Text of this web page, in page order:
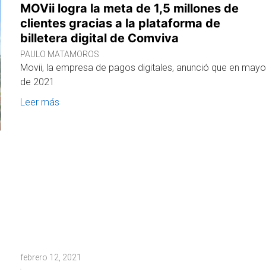
MOVii logra la meta de 1,5 millones de
clientes gracias a la plataforma de
billetera digital de Comviva
PAULO MATAMOROS
Movii, la empresa de pagos digitales, anunció que en mayo
de 2021
Leer más
febrero 12, 2021